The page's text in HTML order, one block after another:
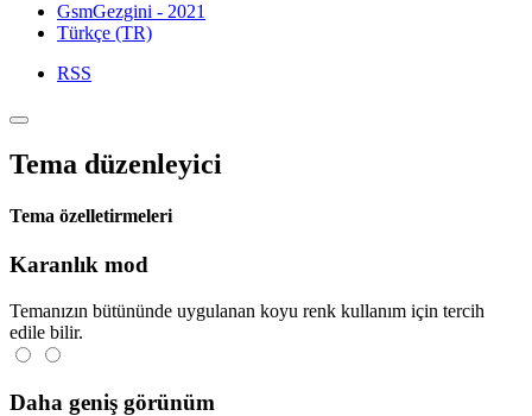
GsmGezgini - 2021
Türkçe (TR)
RSS
Tema düzenleyici
Tema özelletirmeleri
Karanlık mod
Temanızın bütününde uygulanan koyu renk kullanım için tercih
edile bilir.
Daha geniş görünüm